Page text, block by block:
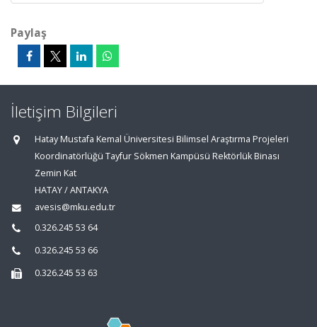
Paylaş
İletişim Bilgileri
Hatay Mustafa Kemal Üniversitesi Bilimsel Araştırma Projeleri
Koordinatörlüğü Tayfur Sökmen Kampüsü Rektörlük Binası
Zemin Kat
HATAY / ANTAKYA
avesis@mku.edu.tr
0.326.245 53 64
0.326.245 53 66
0.326.245 53 63